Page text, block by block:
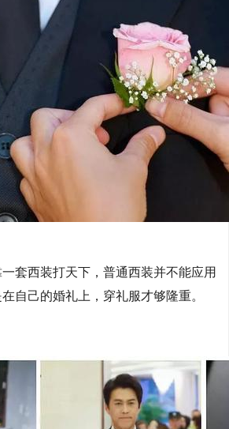
套西装打天下，普通西装并不能应用
自己的婚礼上，穿礼服才够隆重。